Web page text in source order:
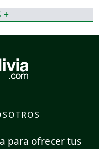
+
para ofrecer tus